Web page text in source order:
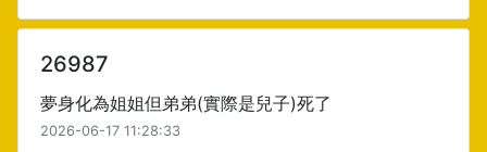
26987
夢身化為姐姐但弟弟(實際是兒子)死了
2026-06-17 11:28:33